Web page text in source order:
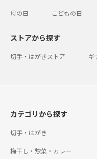
母の日 こどもの日
ストアから探す
切手・はがきストア ギ
カテゴリから探す
切手・はがき
梅干し・惣菜・カレー